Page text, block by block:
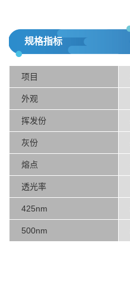
规格指标
项目
外观
挥发份
灰份
熔点
透光率
425nm
500nm